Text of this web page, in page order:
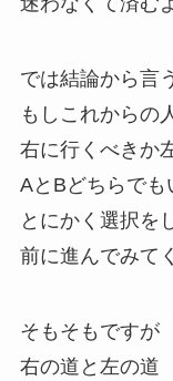
では結論から言
もしこれからの
右に行くべきか
AとBどちらでも
とにかく選択を
前に進んでみて
そもそもですが
右の道と左の道